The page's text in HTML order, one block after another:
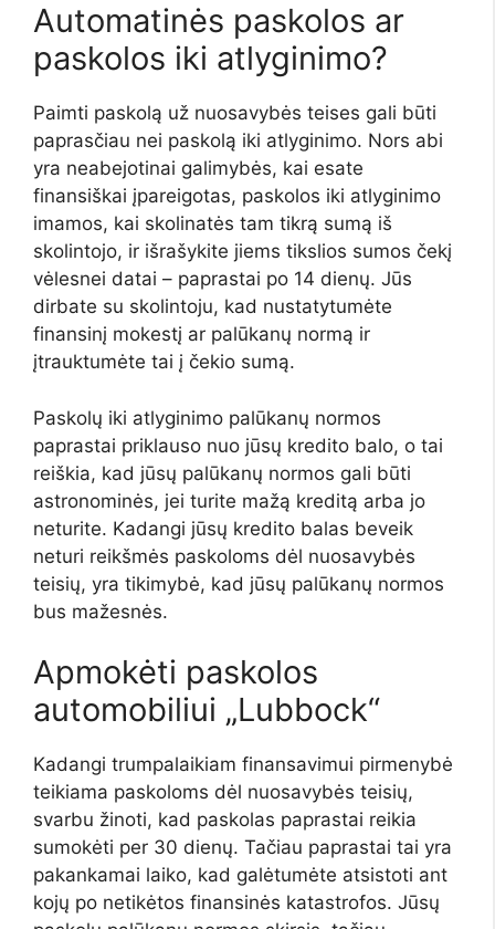
Automatinės paskolos ar
paskolos iki atlyginimo?
Paimti paskolą už nuosavybės teises gali būti
paprasčiau nei paskolą iki atlyginimo. Nors abi
yra neabejotinai galimybės, kai esate
finansiškai įpareigotas, paskolos iki atlyginimo
imamos, kai skolinatės tam tikrą sumą iš
skolintojo, ir išrašykite jiems tikslios sumos čekį
vėlesnei datai – paprastai po 14 dienų. Jūs
dirbate su skolintoju, kad nustatytumėte
finansinį mokestį ar palūkanų normą ir
įtrauktumėte tai į čekio sumą.
Paskolų iki atlyginimo palūkanų normos
paprastai priklauso nuo jūsų kredito balo, o tai
reiškia, kad jūsų palūkanų normos gali būti
astronominės, jei turite mažą kreditą arba jo
neturite. Kadangi jūsų kredito balas beveik
neturi reikšmės paskoloms dėl nuosavybės
teisių, yra tikimybė, kad jūsų palūkanų normos
bus mažesnės.
Apmokėti paskolos
automobiliui „Lubbock“
Kadangi trumpalaikiam finansavimui pirmenybė
teikiama paskoloms dėl nuosavybės teisių,
svarbu žinoti, kad paskolas paprastai reikia
sumokėti per 30 dienų. Tačiau paprastai tai yra
pakankamai laiko, kad galėtumėte atsistoti ant
kojų po netikėtos finansinės katastrofos. Jūsų